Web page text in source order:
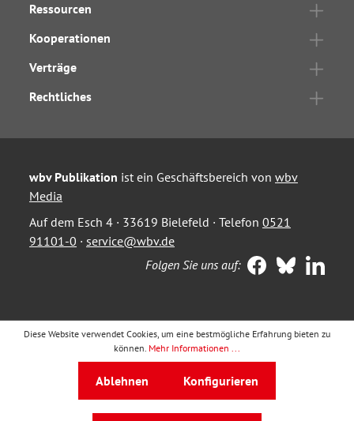
Ressourcen
Kooperationen
Verträge
Rechtliches
wbv Publikation ist ein Geschäftsbereich von wbv
Media
Auf dem Esch 4 · 33619 Bielefeld · Telefon 0521
91101-0 · service@wbv.de
Folgen Sie uns auf:
Diese Website verwendet Cookies, um eine bestmögliche Erfahrung bieten zu
können. Mehr Informationen ...
Ablehnen Konfigurieren